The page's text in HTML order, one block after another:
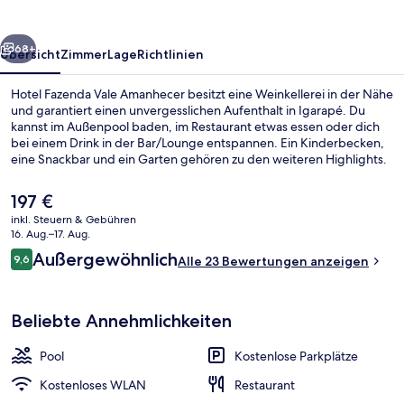
Weiter
68+
ÜbersichtZimmerLageRichtlinien
Hotel Fazenda Vale Amanhecer besitzt eine Weinkellerei in der Nähe
und garantiert einen unvergesslichen Aufenthalt in Igarapé. Du
kannst im Außenpool baden, im Restaurant etwas essen oder dich
bei einem Drink in der Bar/Lounge entspannen. Ein Kinderbecken,
eine Snackbar und ein Garten gehören zu den weiteren Highlights.
Der
aktuelle
Preis
beträgt
197 €.
197 €
inkl. Steuern & Gebühren
16. Aug.–17. Aug.
Bewertungen
9,69,6 von 10.
AußergewöhnlichAlle 23 Bewertungen anzeigen
Beliebte Annehmlichkeiten
Pool
Kostenlose Parkplätze
Kostenloses WLAN
Restaurant